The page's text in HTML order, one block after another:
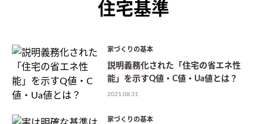
住宅基準
家づくりの基本
説明義務化された「住宅の省エネ性
能」を示すQ値・C値・Ua値とは？
2021.08.31
家づくりの基本